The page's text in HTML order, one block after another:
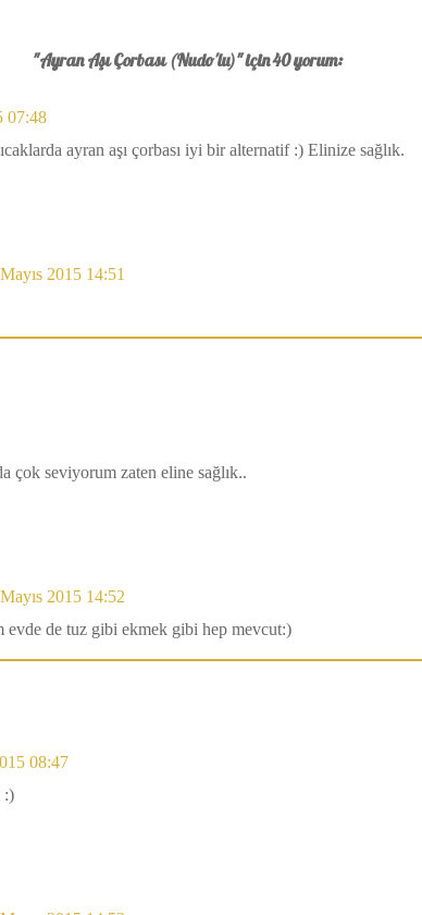
"Ayran Aşı Çorbası (Nudo'lu)" için 40 yorum:
07:48
ayran aşı çorbası iyi bir alternatif :) Elinize sağlık.
2015 14:51
çok seviyorum zaten eline sağlık..
2015 14:52
evde de tuz gibi ekmek gibi hep mevcut:)
08:47
:)